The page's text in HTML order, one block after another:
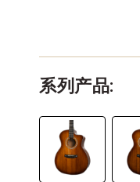
系列产品: